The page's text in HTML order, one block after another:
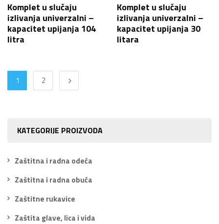
KATEGORIJE PROIZVODA
Zaštitna i radna odeća
Zaštitna i radna obuća
Zaštitne rukavice
Zaštita glave, lica i vida
Komplet u slučaju
izlivanja univerzalni –
kapacitet upijanja 104
litra
Komplet u slučaju
izlivanja univerzalni –
kapacitet upijanja 30
litara
1 2